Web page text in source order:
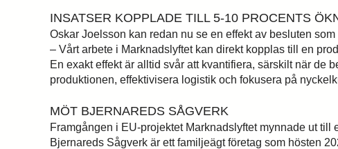
INSATSER KOPPLADE TILL 5-10 PROCENTS
Oskar Joelsson kan redan nu se en effekt av besluten
– Vårt arbete i Marknadslyftet kan direkt kopplas till en
En exakt effekt är alltid svår att kvantifiera, särskilt när de
produktionen, effektivisera logistik och fokusera på
MÖT BJERNAREDS SÅGVERK
Framgången i EU-projektet Marknadslyftet mynnade ut
Bjernareds Sågverk är ett familjeägt företag som hösten